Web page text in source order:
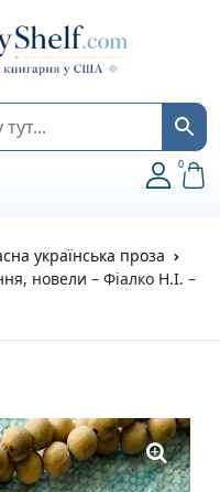
0
українська проза
новели – Фіалко Н.І. –